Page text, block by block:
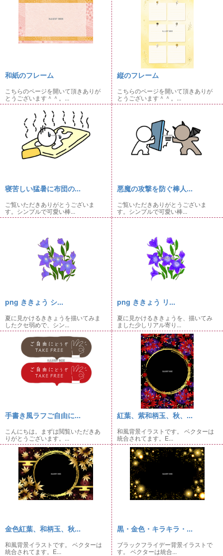
和紙のフレーム
こちらのページを開いて頂きありが
とうございます＾＾。...
縦のフレーム
こちらのページを開いて頂きありが
とうございます＾＾。...
寝苦しい猛暑に布団の...
ご覧いただきありがとうございま
す。シンプルで可愛い棒...
悪魔の攻撃を防ぐ棒人...
ご覧いただきありがとうございま
す。シンプルで可愛い棒...
png ききょう シ...
夏に見かけるききょうを描いてみま
したクセ弱めで、シン...
png ききょう リ...
夏に見かけるききょうを、描いてみ
ました少しリアル寄り...
手書き風ラフご自由に...
こんにちは。まずは閲覧いただきあ
りがとうございます。...
紅葉、紫和柄玉、秋、...
和風背景イラストです。 ベクターは
統合されてます。E...
金色紅葉、和柄玉、秋...
和風背景イラストです。 ベクターは
統合されてます。E...
黒・金色・キラキラ・...
ブラックフライデー背景イラストで
す。 ベクターは統合...